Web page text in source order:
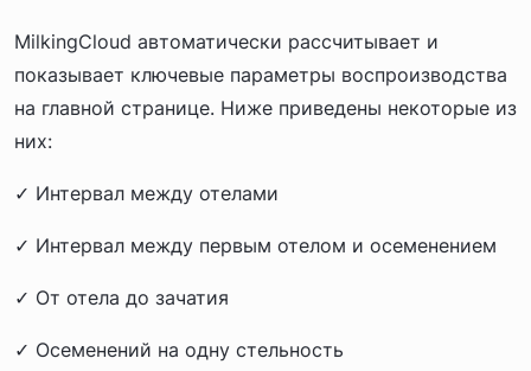
MilkingCloud автоматически рассчитывает и
показывает ключевые параметры воспроизводства
на главной странице. Ниже приведены некоторые из
них:
✓ Интервал между отелами
✓ Интервал между первым отелом и осеменением
✓ От отела до зачатия
✓ Осеменений на одну стельность